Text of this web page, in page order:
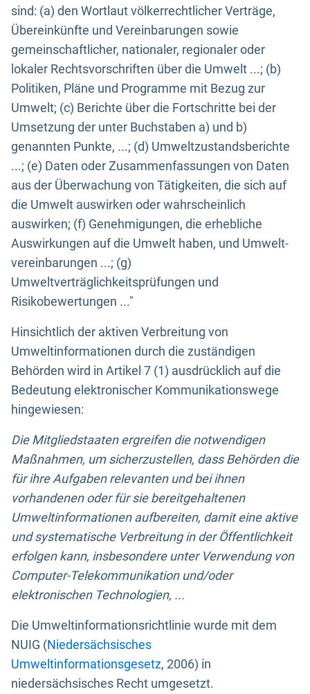
sind: (a) den Wortlaut völkerrechtlicher Verträge,
Übereinkünfte und Vereinbarungen sowie
gemeinschaftlicher, nationaler, regionaler oder
lokaler Rechtsvorschriften über die Umwelt ...; (b)
Politiken, Pläne und Programme mit Bezug zur
Umwelt; (c) Berichte über die Fortschritte bei der
Umsetzung der unter Buchstaben a) und b)
genannten Punkte, ...; (d) Umweltzustandsberichte
...; (e) Daten oder Zusammenfassungen von Daten
aus der Überwachung von Tätigkeiten, die sich auf
die Umwelt auswirken oder wahrscheinlich
auswirken; (f) Genehmigungen, die erhebliche
Auswirkungen auf die Umwelt haben, und Umwelt-
vereinbarungen ...; (g)
Umweltverträglichkeitsprüfungen und
Risikobewertungen ..."
Hinsichtlich der aktiven Verbreitung von
Umweltinformationen durch die zuständigen
Behörden wird in Artikel 7 (1) ausdrücklich auf die
Bedeutung elektronischer Kommunikationswege
hingewiesen:
Die Mitgliedstaaten ergreifen die notwendigen
Maßnahmen, um sicherzustellen, dass Behörden die
für ihre Aufgaben relevanten und bei ihnen
vorhandenen oder für sie bereitgehaltenen
Umweltinformationen aufbereiten, damit eine aktive
und systematische Verbreitung in der Öffentlichkeit
erfolgen kann, insbesondere unter Verwendung von
Computer-Telekommunikation und/oder
elektronischen Technologien, ...
Die Umweltinformationsrichtlinie wurde mit dem
NUIG (Niedersächsisches
Umweltinformationsgesetz, 2006) in
niedersächsisches Recht umgesetzt.